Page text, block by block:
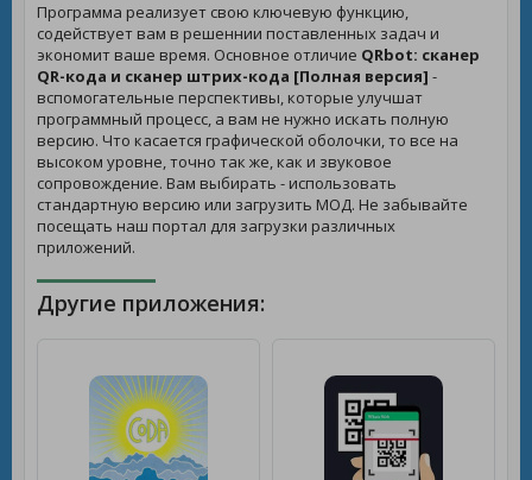
Программа реализует свою ключевую функцию,
содействует вам в решеннии поставленных задач и
экономит ваше время. Основное отличие QRbot: сканер
QR-кода и сканер штрих-кода [Полная версия] -
вспомогательные перспективы, которые улучшат
программный процесс, а вам не нужно искать полную
версию. Что касается графической оболочки, то все на
высоком уровне, точно так же, как и звуковое
сопровождение. Вам выбирать - использовать
стандартную версию или загрузить МОД. Не забывайте
посещать наш портал для загрузки различных
приложений.
Другие приложения: